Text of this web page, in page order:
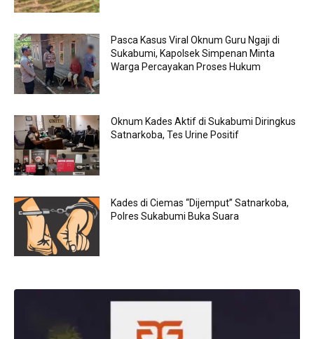
Pasca Kasus Viral Oknum Guru Ngaji di
Sukabumi, Kapolsek Simpenan Minta
Warga Percayakan Proses Hukum
Oknum Kades Aktif di Sukabumi Diringkus
Satnarkoba, Tes Urine Positif
Kades di Ciemas “Dijemput” Satnarkoba,
Polres Sukabumi Buka Suara